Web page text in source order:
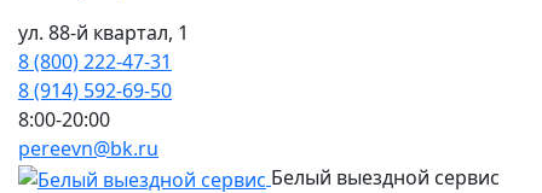
ул. 88-й квартал, 1
8 (800) 222-47-31
8 (914) 592-69-50
8:00-20:00
pereevn@bk.ru
Белый выездной сервис